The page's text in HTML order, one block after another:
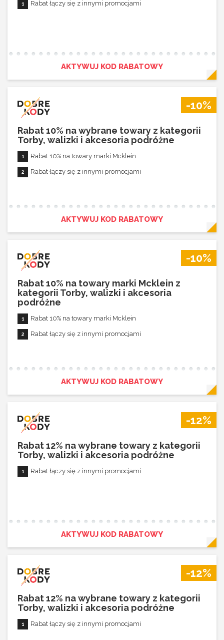
Rabat łączy się z innymi promocjami
AKTYWUJ KOD RABATOWY
-10%
Rabat 10% na wybrane towary z kategorii
Torby, walizki i akcesoria podróżne
Rabat 10% na towary marki Mcklein
Rabat łączy się z innymi promocjami
AKTYWUJ KOD RABATOWY
-10%
Rabat 10% na towary marki Mcklein z
kategorii Torby, walizki i akcesoria
podróżne
Rabat 10% na towary marki Mcklein
Rabat łączy się z innymi promocjami
AKTYWUJ KOD RABATOWY
-12%
Rabat 12% na wybrane towary z kategorii
Torby, walizki i akcesoria podróżne
Rabat łączy się z innymi promocjami
AKTYWUJ KOD RABATOWY
-12%
Rabat 12% na wybrane towary z kategorii
Torby, walizki i akcesoria podróżne
Rabat łączy się z innymi promocjami